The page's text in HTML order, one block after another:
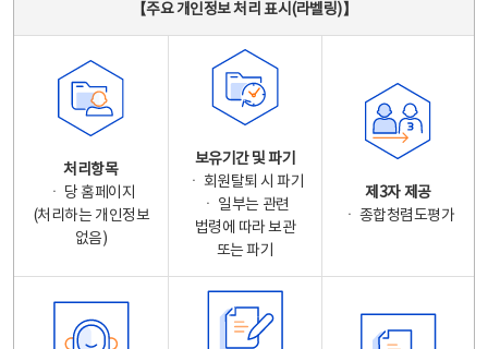
【주요 개인정보 처리 표시(라벨링)】
처리항목
ㆍ 당 홈페이지
(처리하는 개인정보
없음)
보유기간 및 파기
ㆍ 회원탈퇴 시 파기
ㆍ 일부는 관련
법령에 따라 보관
또는 파기
제3자 제공
ㆍ 종합청렴도평가